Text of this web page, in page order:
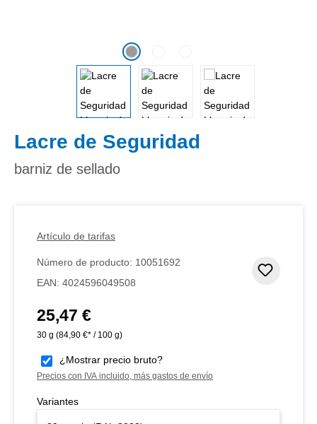
Lacre de Seguridad
barniz de sellado
Artículo de tarifas
Número de producto: 10051692
EAN: 4024596049508
Precio normal:
25,47 €
30 g (84,90 €* / 100 g)
¿Mostrar precio bruto?
Precios con IVA incluido, más gastos de envío
Variantes